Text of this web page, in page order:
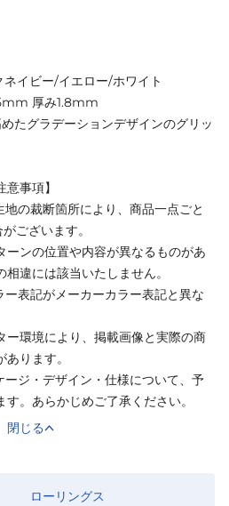
イビー/イエロー/ホワイト
厚み1.8mm
たグラデーションデザインのグリッ
事項】
の裁断箇所により、商品一点ごと
ございます。
ーンの位置や内容が異なるものがあ
違には該当いたしません。
表記がメーカーカラー表記と異な
環境により、掲載画像と実際の商
ります。
ジ・デザイン・仕様について、予
。あらかじめご了承ください。
閉じる
ローリングス